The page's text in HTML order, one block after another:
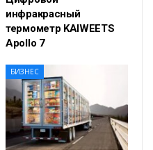
инфракрасный
термометр KAIWEETS
Apollo 7
БИЗНЕС